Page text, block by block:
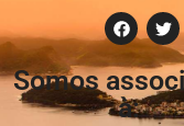
Somos
à: